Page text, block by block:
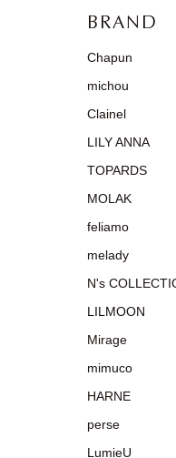
BRAND
Chapun
michou
Clainel
LILY ANNA
TOPARDS
MOLAK
feliamo
melady
N's
LILMOON
Mirage
mimuco
HARNE
perse
LumieU